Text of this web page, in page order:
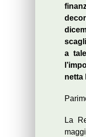
a
netta
La